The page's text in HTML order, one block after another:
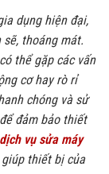
dụng hiện đại,
thoáng mát.
thể gặp các vấn
cơ hay rò rỉ
chóng và sử
đảm bảo thiết
dịch vụ sửa máy
thiết bị của